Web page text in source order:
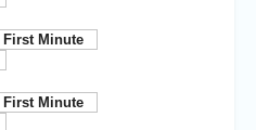
First Minute
First Minute